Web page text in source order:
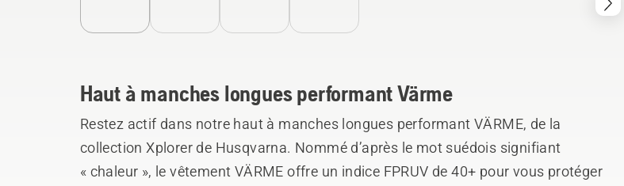
Haut à manches longues performant Värme
Restez actif dans notre haut à manches longues performant VÄRME, de la
collection Xplorer de Husqvarna. Nommé d’après le mot suédois signifiant
« chaleur », le vêtement VÄRME offre un indice FPRUV de 40+ pour vous protéger